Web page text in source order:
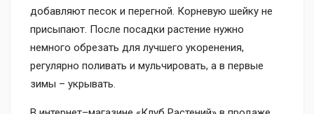
добавляют песок и перегной. Корневую шейку не
присыпают. После посадки растение нужно
немного обрезать для лучшего укоренения,
регулярно поливать и мульчировать, а в первые
зимы – укрывать.